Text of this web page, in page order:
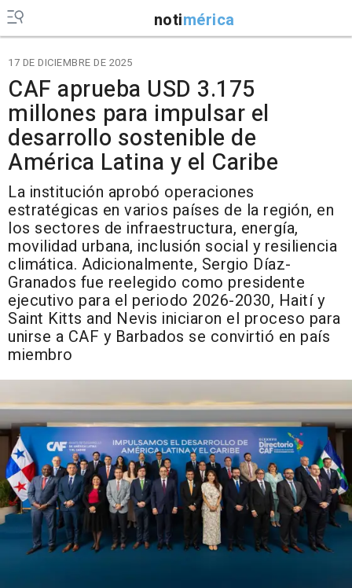
notimérica
17 DE DICIEMBRE DE 2025
CAF aprueba USD 3.175
millones para impulsar el
desarrollo sostenible de
América Latina y el Caribe
La institución aprobó operaciones
estratégicas en varios países de la región, en
los sectores de infraestructura, energía,
movilidad urbana, inclusión social y resiliencia
climática. Adicionalmente, Sergio Díaz-
Granados fue reelegido como presidente
ejecutivo para el periodo 2026-2030, Haití y
Saint Kitts and Nevis iniciaron el proceso para
unirse a CAF y Barbados se convirtió en país
miembro